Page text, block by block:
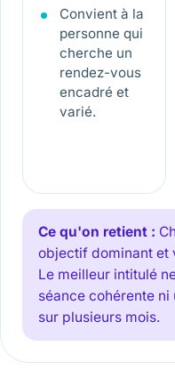
Convient à la
personne qui
cherche un
rendez-vous
encadré et
varié.
Ce qu'on retient :
objectif dominant et
Le meilleur intitulé
séance cohérente
sur plusieurs mois.